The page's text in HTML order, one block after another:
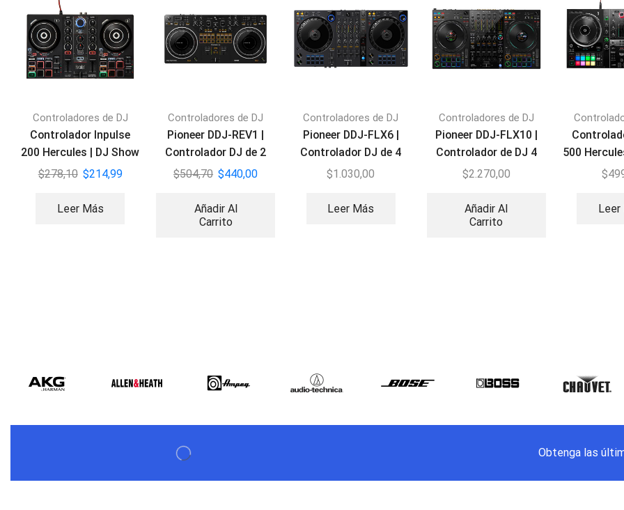
Controladores de DJ
Controlador Inpulse
200 Hercules | DJ Show
Your Mix
$278,10 $214,99
Leer Más
Controladores de DJ
Pioneer DDJ-REV1 |
Controlador DJ de 2
canales estilo Scratch
$504,70 $440,00
Añadir Al
Carrito
Controladores de DJ
Pioneer DDJ-FLX6 |
Controlador DJ de 4
canales
$1.030,00
Leer Más
Controladores de DJ
Pioneer DDJ-FLX10 |
Controlador de DJ 4
Canales
$2.270,00
Añadir Al
Carrito
500
$
Leer
Obtenga las